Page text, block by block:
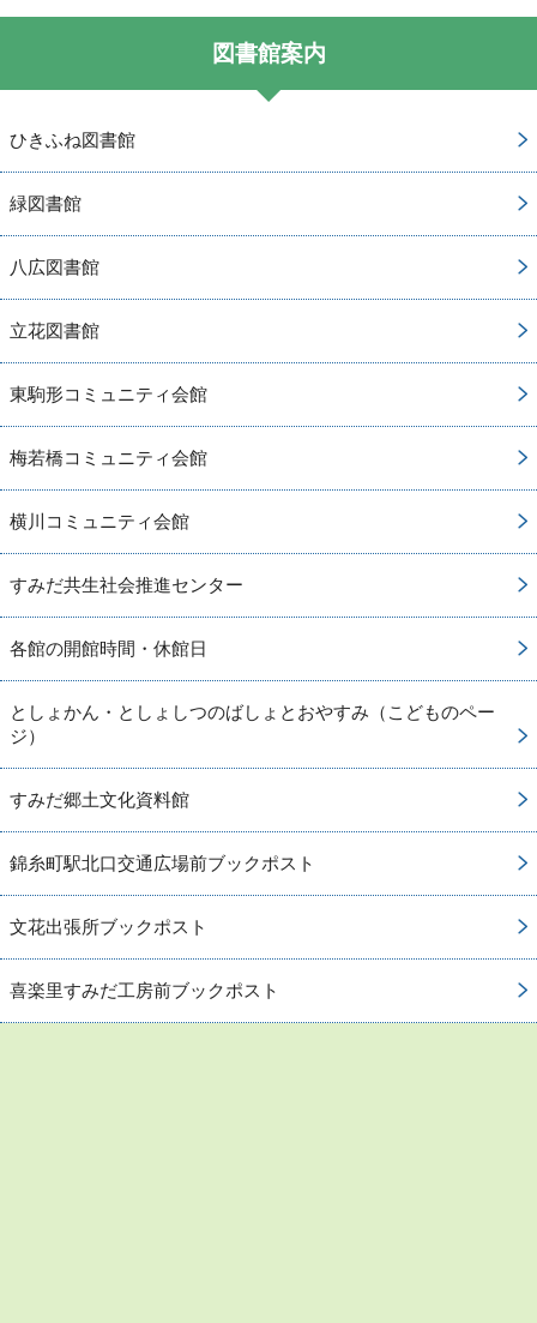
図書館案内
ひきふね図書館
緑図書館
八広図書館
立花図書館
東駒形コミュニティ会館
梅若橋コミュニティ会館
横川コミュニティ会館
すみだ共生社会推進センター
各館の開館時間・休館日
としょかん・としょしつのばしょとおやすみ（こどものペー
ジ）
すみだ郷土文化資料館
錦糸町駅北口交通広場前ブックポスト
文花出張所ブックポスト
喜楽里すみだ工房前ブックポスト